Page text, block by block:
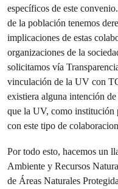
específicos de este
de la población tenemos
implicaciones de estas
organizaciones de la
solicitamos vía
vinculación de la UV con
existiera alguna intención
que la UV, como institución
con este tipo de
Por todo esto, hacemos un
Ambiente y Recursos
de Áreas Naturales